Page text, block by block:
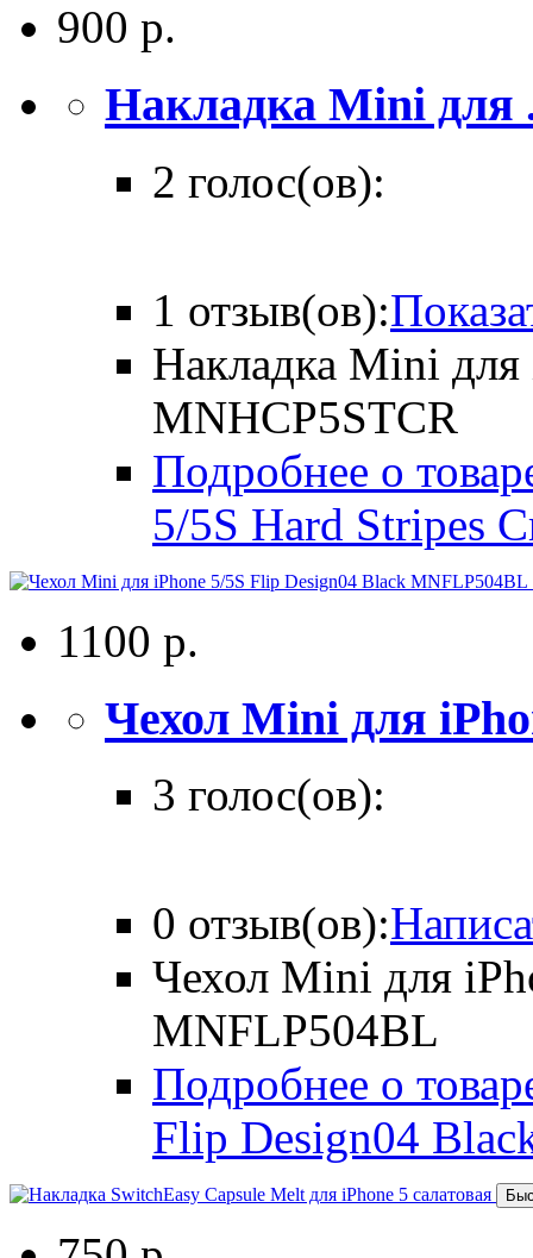
900 р.
Накладка Mini для
2 голос(ов):
1 отзыв(ов):
Накладка Mini для
MNHCP5STCR
Подробнее о
5/5S Hard Stripes
1100 р.
Чехол Mini для
3 голос(ов):
0 отзыв(ов):
Чехол Mini для
MNFLP504BL
Подробнее о
Flip Design04